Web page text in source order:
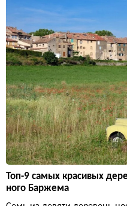
Топ-9 самых красивых
ного Баржема